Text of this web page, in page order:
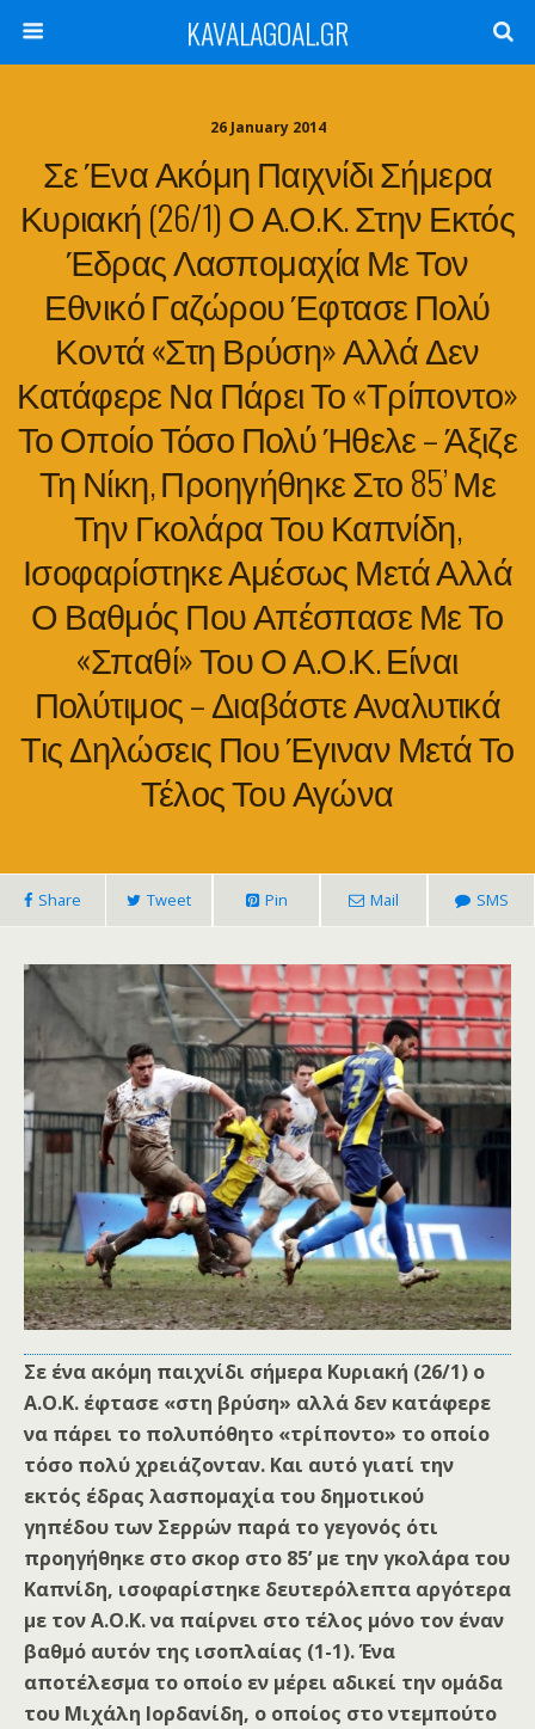
KAVALAGOAL.GR
26 January 2014
Σε Ένα Ακόμη Παιχνίδι Σήμερα
Κυριακή (26/1) Ο Α.Ο.Κ. Στην Εκτός
Έδρας Λασπομαχία Με Τον
Εθνικό Γαζώρου Έφτασε Πολύ
Κοντά «στη Βρύση» Αλλά Δεν
Κατάφερε Να Πάρει Το «τρίποντο»
Το Οποίο Τόσο Πολύ Ήθελε – Άξιζε
Τη Νίκη, Προηγήθηκε Στο 85’ Με
Την Γκολάρα Του Καπνίδη,
Ισοφαρίστηκε Αμέσως Μετά Αλλά
Ο Βαθμός Που Απέσπασε Με Το
«σπαθί» Του Ο Α.Ο.Κ. Είναι
Πολύτιμος – Διαβάστε Αναλυτικά
Τις Δηλώσεις Που Έγιναν Μετά Το
Τέλος Του Αγώνα
Share Tweet Pin Mail SMS
Σε ένα ακόμη παιχνίδι σήμερα Κυριακή (26/1) ο
Α.Ο.Κ. έφτασε «στη βρύση» αλλά δεν κατάφερε
να πάρει το πολυπόθητο «τρίποντο» το οποίο
τόσο πολύ χρειάζονταν. Και αυτό γιατί την
εκτός έδρας λασπομαχία του δημοτικού
γηπέδου των Σερρών παρά το γεγονός ότι
προηγήθηκε στο σκορ στο 85’ με την γκολάρα του
Καπνίδη, ισοφαρίστηκε δευτερόλεπτα αργότερα
με τον Α.Ο.Κ. να παίρνει στο τέλος μόνο τον έναν
βαθμό αυτόν της ισοπλαίας (1-1). Ένα
αποτέλεσμα το οποίο εν μέρει αδικεί την ομάδα
του Μιχάλη Ιορδανίδη, ο οποίος στο ντεμπούτο